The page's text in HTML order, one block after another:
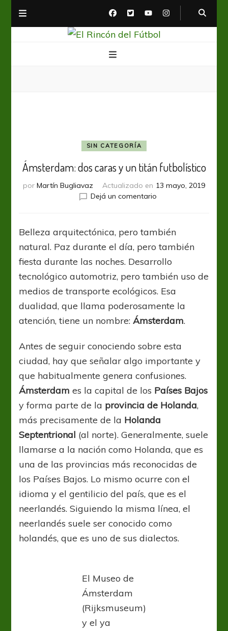
SIN CATEGORÍA
Ámsterdam: dos caras y un titán futbolístico
por Martín Bugliavaz Actualizado en 13 mayo, 2019
Dejá un comentarioen
caras
y
un
titán
futbolístico
Belleza arquitectónica, pero también
natural. Paz durante el día, pero también
fiesta durante las noches. Desarrollo
tecnológico automotriz, pero también uso de
medios de transporte ecológicos. Esa
dualidad, que llama poderosamente la
atención, tiene un nombre:Ámsterdam.
Antes de seguir conociendo sobre esta
ciudad, hay que señalar algo importante y
que habitualmente genera confusiones.
Ámsterdam es la capital de los Países Bajos
y forma parte de la provincia de Holanda,
más precisamente de la Holanda
Septentrional (al norte). Generalmente, suele
llamarse a la nación como Holanda, que es
una de las provincias más reconocidas de
los Países Bajos. Lo mismo ocurre con el
idioma y el gentilicio del país, que es el
neerlandés. Siguiendo la misma línea, el
neerlandés suele ser conocido como
holandés, que es uno de sus dialectos.
El Museo de
Ámsterdam
(Rijksmuseum)
y el ya